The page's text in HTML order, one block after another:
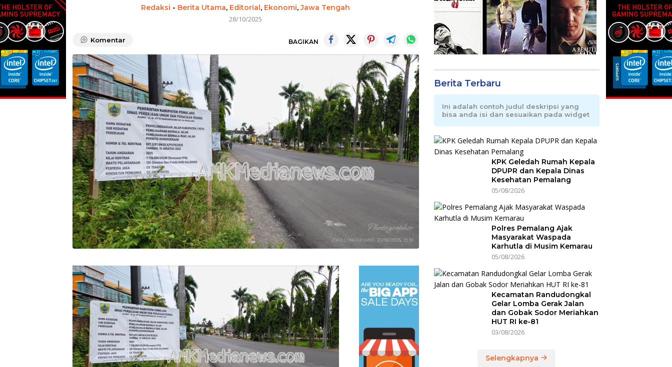
Redaksi - Berita Utama, Editorial, Ekonomi,Jawa Tengah
28/10/2025
Komentar BAGIKAN
Berita Terbaru
Ini adalah contoh judul deskripsi yang
bisa anda isi dan sesuaikan pada widget
KPK Geledah Rumah Kepala
DPUPR dan Kepala Dinas
Kesehatan Pemalang
05/08/2026
Polres Pemalang Ajak
Masyarakat Waspada
Karhutla di Musim Kemarau
05/08/2026
Kecamatan Randudongkal
Gelar Lomba Gerak Jalan
dan Gobak Sodor Meriahkan
HUT RI ke-81
03/08/2026
Selengkapnya